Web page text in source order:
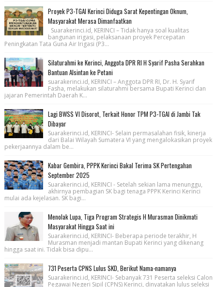
Proyek P3-TGAI Kerinci Diduga Sarat Kepentingan Oknum,
Masyarakat Merasa Dimanfaatkan
Suarakerinci.id, KERINCI – Tidak hanya soal kualitas
bangunan irigasi, pelaksanaan proyek Percepatan
Peningkatan Tata Guna Air Irigasi (P3...
Silaturahmi ke Kerinci, Anggota DPR RI H Syarif Pasha Serahkan
Bantuan Alsintan ke Petani
suarakerinci.id, KERINCI – Anggota DPR RI, Dr. H. Syarif
Fasha, melakukan silaturahmi bersama Bupati Kerinci dan
jajaran Pemerintah Daerah K...
Lagi BWSS VI Disorot, Terkait Honor TPM P3-TGAI di Jambi Tak
Dibayar
Suarakerinci.id, KERINCI- Selain permasalahan fisik, kinerja
dari Balai Wilayah Sumatera VI yang mengalokasikan proyek
pekerjaannya dalam be...
Kabar Gembira, PPPK Kerinci Bakal Terima SK Pertengahan
September 2025
Suarakerinci.id, KERINCI - Setelah sekian lama menunggu,
akhirnya pembagian SK bagi tenaga PPPK Kerinci Kerinci
mulai ada kejelasan. SK bagi...
Menolak Lupa, Tiga Program Strategis H Murasman Dinikmati
Masyarakat Hingga Saat ini
Suarakerinci.id, KERINCI- Beberapa periode terakhir, H
Murasman menjadi mantan Bupati Kerinci yang dikenang
hingga saat ini. Tidak bisa dipu...
731 Peserta CPNS Lulus SKD, Berikut Nama-namanya
Suarakerinci.id, KERINCI- Sebanyak 731 Peserta seleksi Calon
Pegawai Negeri Sipil (CPNS) Kerinci, dinyatakan lulus seleksi